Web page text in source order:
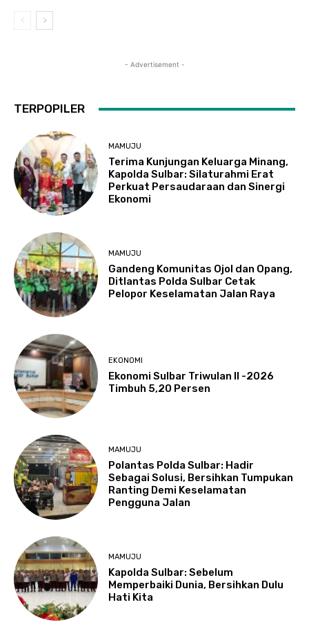
- Advertisement -
TERPOPILER
MAMUJU
Terima Kunjungan Keluarga Minang,
Kapolda Sulbar: Silaturahmi Erat
Perkuat Persaudaraan dan Sinergi
Ekonomi
MAMUJU
Gandeng Komunitas Ojol dan Opang,
Ditlantas Polda Sulbar Cetak
Pelopor Keselamatan Jalan Raya
EKONOMI
Ekonomi Sulbar Triwulan II -2026
Timbuh 5,20 Persen
MAMUJU
Polantas Polda Sulbar: Hadir
Sebagai Solusi, Bersihkan Tumpukan
Ranting Demi Keselamatan
Pengguna Jalan
MAMUJU
Kapolda Sulbar: Sebelum
Memperbaiki Dunia, Bersihkan Dulu
Hati Kita